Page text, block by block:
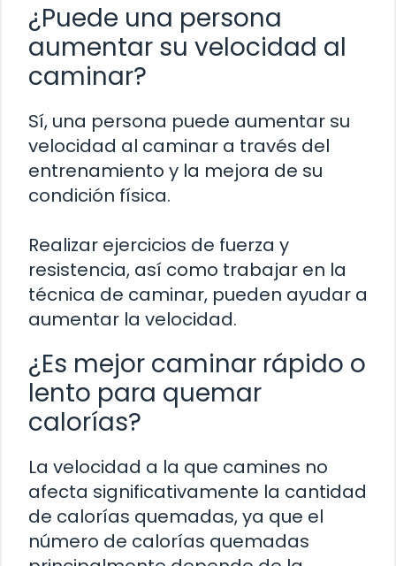
¿Puede una persona
aumentar su velocidad al
caminar?
Sí, una persona puede aumentar su
velocidad al caminar a través del
entrenamiento y la mejora de su
condición física.
Realizar ejercicios de fuerza y
resistencia, así como trabajar en la
técnica de caminar, pueden ayudar a
aumentar la velocidad.
¿Es mejor caminar rápido o
lento para quemar
calorías?
La velocidad a la que camines no
afecta significativamente la cantidad
de calorías quemadas, ya que el
número de calorías quemadas